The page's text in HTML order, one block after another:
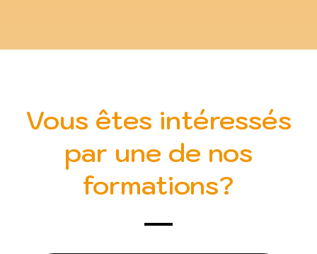
Vous êtes intéressés
par une de nos
formations?